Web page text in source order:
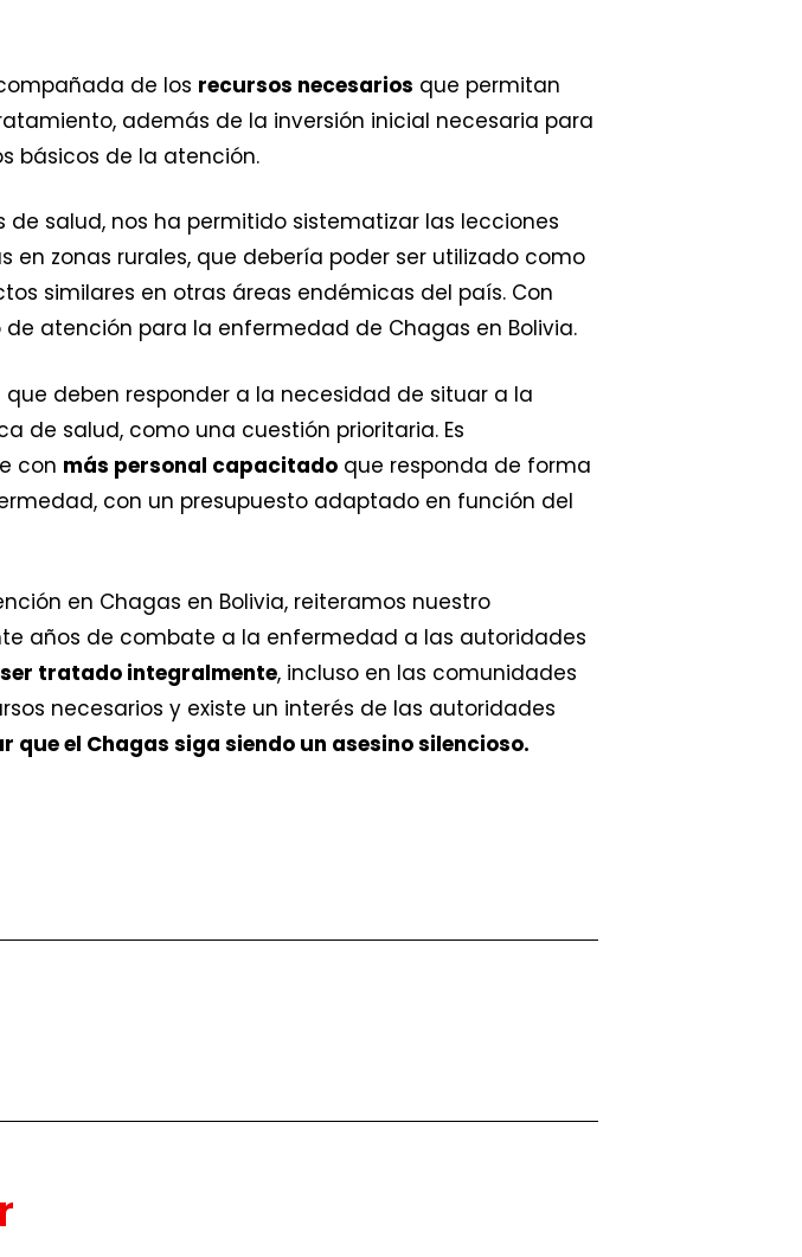
de los recursos necesarios que permitan
además de la inversión inicial necesaria para
básicos de la atención.
salud, nos ha permitido sistematizar las lecciones
zonas rurales, que debería poder ser utilizado como
similares en otras áreas endémicas del país. Con
atención para la enfermedad de Chagas en Bolivia.
deben responder a la necesidad de situar a la
de salud, como una cuestión prioritaria. Es
con más personal capacitado que responda de forma
con un presupuesto adaptado en función del
en Chagas en Bolivia, reiteramos nuestro
años de combate a la enfermedad a las autoridades
tratado integralmente, incluso en las comunidades
necesarios y existe un interés de las autoridades
que el Chagas siga siendo un asesino silencioso.